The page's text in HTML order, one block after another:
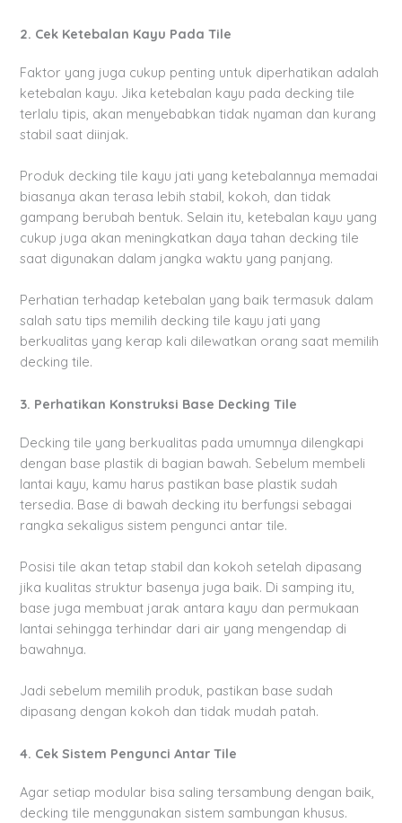
2. Cek Ketebalan Kayu Pada Tile
Faktor yang juga cukup penting untuk diperhatikan adalah
ketebalan kayu. Jika ketebalan kayu pada decking tile
terlalu tipis, akan menyebabkan tidak nyaman dan kurang
stabil saat diinjak.
Produk decking tile kayu jati yang ketebalannya memadai
biasanya akan terasa lebih stabil, kokoh, dan tidak
gampang berubah bentuk. Selain itu, ketebalan kayu yang
cukup juga akan meningkatkan daya tahan decking tile
saat digunakan dalam jangka waktu yang panjang.
Perhatian terhadap ketebalan yang baik termasuk dalam
salah satu tips memilih decking tile kayu jati yang
berkualitas yang kerap kali dilewatkan orang saat memilih
decking tile.
3. Perhatikan Konstruksi Base Decking Tile
Decking tile yang berkualitas pada umumnya dilengkapi
dengan base plastik di bagian bawah. Sebelum membeli
lantai kayu, kamu harus pastikan base plastik sudah
tersedia. Base di bawah decking itu berfungsi sebagai
rangka sekaligus sistem pengunci antar tile.
Posisi tile akan tetap stabil dan kokoh setelah dipasang
jika kualitas struktur basenya juga baik. Di samping itu,
base juga membuat jarak antara kayu dan permukaan
lantai sehingga terhindar dari air yang mengendap di
bawahnya.
Jadi sebelum memilih produk, pastikan base sudah
dipasang dengan kokoh dan tidak mudah patah.
4. Cek Sistem Pengunci Antar Tile
Agar setiap modular bisa saling tersambung dengan baik,
decking tile menggunakan sistem sambungan khusus.